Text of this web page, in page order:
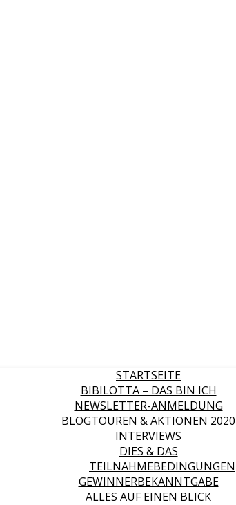
STARTSEITE
BIBILOTTA – DAS BIN ICH
NEWSLETTER-ANMELDUNG
BLOGTOUREN & AKTIONEN 2020
INTERVIEWS
DIES & DAS
TEILNAHMEBEDINGUNGEN
GEWINNERBEKANNTGABE
ALLES AUF EINEN BLICK